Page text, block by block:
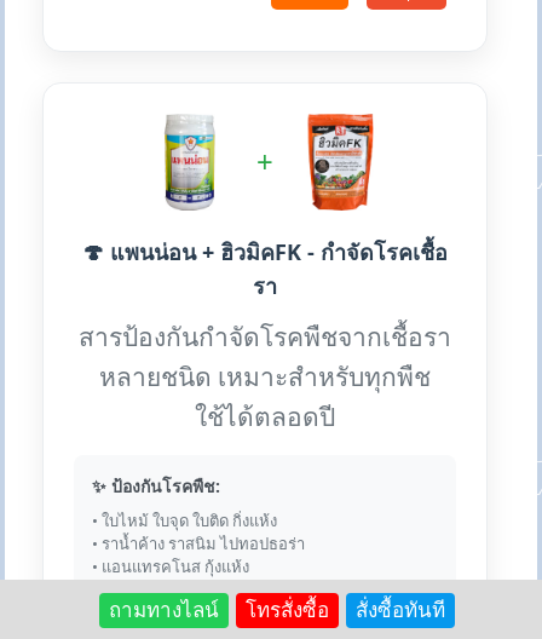
+
🍄 แพนน่อน + ฮิวมิคFK - กำจัดโรคเชื้อ
รา
สารป้องกันกำจัดโรคพืชจากเชื้อรา
หลายชนิด เหมาะสำหรับทุกพืช
ใช้ได้ตลอดปี
✨ ป้องกันโรคพืช:
• ใบไหม้ ใบจุด ใบติด กิ่งแห้ง
• ราน้ำค้าง ราสนิม ไปทอปธอร่า
• แอนแทรคโนส กุ้งแห้ง
ถามทางไลน์ โทรสั่งซื้อ สั่งซื้อทันที